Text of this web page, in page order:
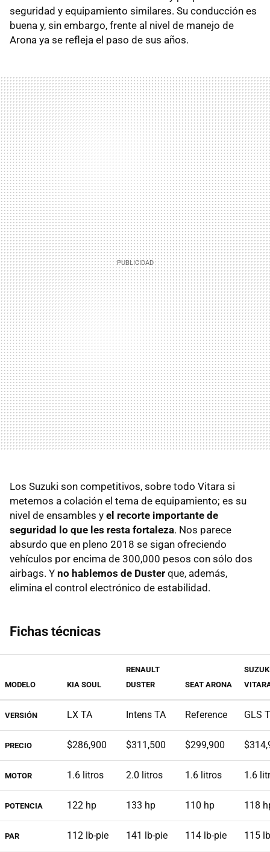
seguridad y equipamiento similares. Su conducción es
buena y, sin embargo, frente al nivel de manejo de
Arona ya se refleja el paso de sus años.
Los Suzuki son competitivos, sobre todo Vitara si
metemos a colación el tema de equipamiento; es su
nivel de ensambles y el recorte importante de
seguridad lo que les resta fortaleza. Nos parece
absurdo que en pleno 2018 se sigan ofreciendo
vehículos por encima de 300,000 pesos con sólo dos
airbags. Y no hablemos de Duster que, además,
elimina el control electrónico de estabilidad.
Fichas técnicas
MODELO KIA SOUL
RENAULT
DUSTER
SEAT ARONA
VERSIÓN LX TA Intens TA Reference GLS
PRECIO $286,900 $311,500 $299,900
MOTOR 1.6 litros 2.0 litros 1.6 litros 1.6
POTENCIA 122 hp 133 hp 110 hp 118
PAR 112 lb-pie 141 lb-pie 114 lb-pie 115